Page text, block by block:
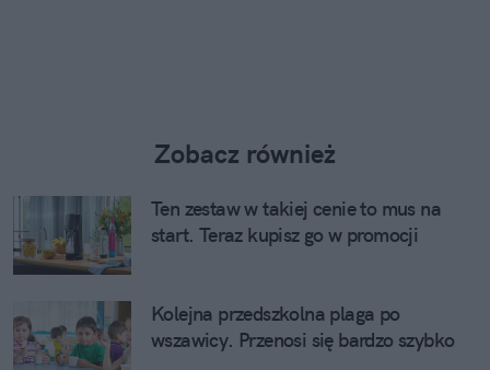
Zobacz również
Ten zestaw w takiej cenie to mus na
start. Teraz kupisz go w promocji
Kolejna przedszkolna plaga po
wszawicy. Przenosi się bardzo szybko